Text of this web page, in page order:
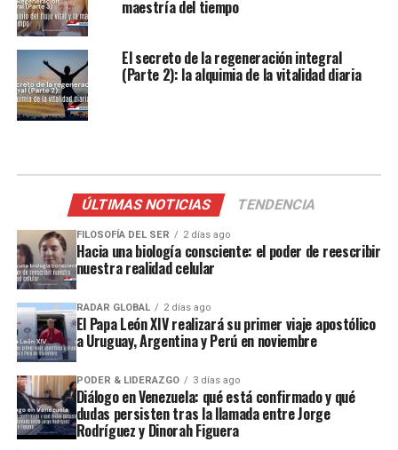
maestría del tiempo
El secreto de la regeneración integral
(Parte 2): la alquimia de la vitalidad diaria
ÚLTIMAS NOTICIAS TENDENCIA
FILOSOFÍA DEL SER 2 días ago
Hacia una biología consciente: el poder de reescribir
nuestra realidad celular
RADAR GLOBAL 2 días ago
El Papa León XIV realizará su primer viaje apostólico
a Uruguay, Argentina y Perú en noviembre
PODER & LIDERAZGO 3 días ago
Diálogo en Venezuela: qué está confirmado y qué
dudas persisten tras la llamada entre Jorge
Rodríguez y Dinorah Figuera